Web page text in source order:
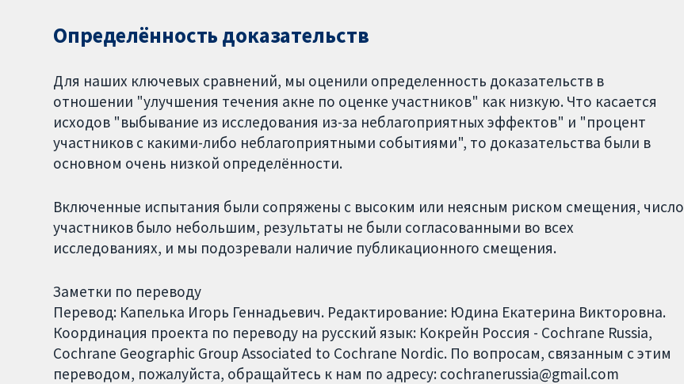
Определённость доказательств
Для наших ключевых сравнений, мы оценили определенность доказательств в
отношении "улучшения течения акне по оценке участников" как низкую. Что касается
исходов "выбывание из исследования из-за неблагоприятных эффектов" и "процент
участников с какими-либо неблагоприятными событиями", то доказательства были в
основном очень низкой определённости.
Включенные испытания были сопряжены с высоким или неясным риском смещения, число
участников было небольшим, результаты не были согласованными во всех
исследованиях, и мы подозревали наличие публикационного смещения.
Заметки по переводу
Перевод: Капелька Игорь Геннадьевич. Редактирование: Юдина Екатерина Викторовна.
Координация проекта по переводу на русский язык: Кокрейн Россия - Cochrane Russia,
Cochrane Geographic Group Associated to Cochrane Nordic. По вопросам, связанным с этим
переводом, пожалуйста, обращайтесь к нам по адресу: cochranerussia@gmail.com